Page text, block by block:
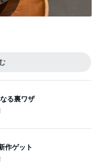
る裏ワザ
作ゲット